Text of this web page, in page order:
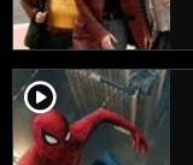
player2